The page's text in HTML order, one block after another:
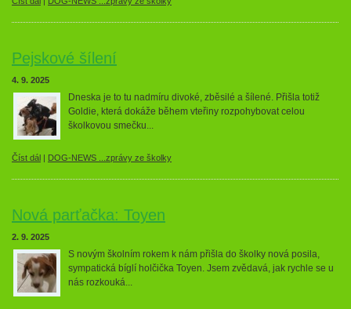
Pejskové šílení
4. 9. 2025
Dneska je to tu nadmíru divoké, zběsilé a šílené. Přišla totiž
Goldie, která dokáže během vteřiny rozpohybovat celou
školkovou smečku...
Číst dál | DOG-NEWS ...zprávy ze školky
Nová parťačka: Toyen
2. 9. 2025
S novým školním rokem k nám přišla do školky nová posila,
sympatická bíglí holčička Toyen. Jsem zvědavá, jak rychle se u
nás rozkouká...